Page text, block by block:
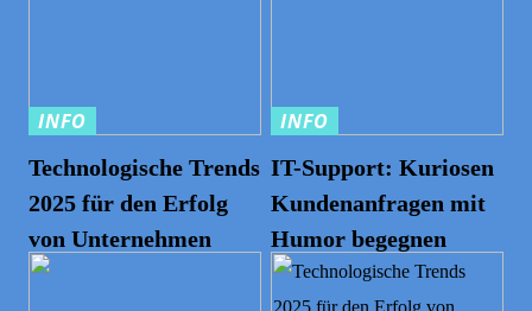
INFO
Technologische Trends
2025 für den Erfolg
von Unternehmen
INFO
IT-Support: Kuriosen
Kundenanfragen mit
Humor begegnen